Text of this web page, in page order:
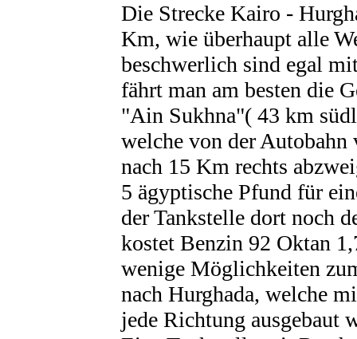
Die Strecke Kairo -
Km, wie überhaupt alle
beschwerlich sind egal
fährt man am besten die
"Ain Sukhna"( 43 km
welche von der
nach 15 Km rechts
5 ägyptische Pfund für
der Tankstelle dort noch
kostet Benzin 92 Oktan
wenige Möglichkeiten
nach Hurghada, welche
jede Richtung ausgebaut